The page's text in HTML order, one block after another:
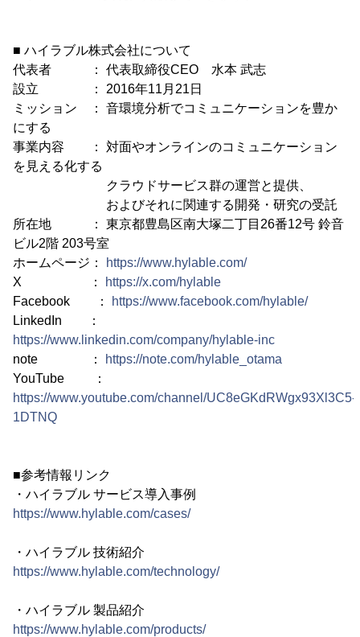
■ ハイラブル株式会社について
代表者 ： 代表取締役CEO 水本 武志
設立 ： 2016年11月21日
ミッション ： 音環境分析でコミュニケーションを豊か
にする
事業内容 ： 対面やオンラインのコミュニケーション
を見える化する
クラウドサービス群の運営と提供、
およびそれに関連する開発・研究の受託
所在地 ： 東京都豊島区南大塚二丁目26番12号 鈴音
ビル2階 203号室
ホームページ：
https://www.hylable.com/
X ：
https://x.com/hylable
Facebook ：
https://www.facebook.com/hylable/
LinkedIn ：
https://www.linkedin.com/company/hylable-inc
note ：
https://note.com/hylable_otama
YouTube ：
https://www.youtube.com/channel/UC8eGKdRWgx93Xl3C5-
1DTNQ
■参考情報リンク
・ハイラブル サービス導入事例
https://www.hylable.com/cases/
・ハイラブル 技術紹介
https://www.hylable.com/technology/
・ハイラブル 製品紹介
https://www.hylable.com/products/